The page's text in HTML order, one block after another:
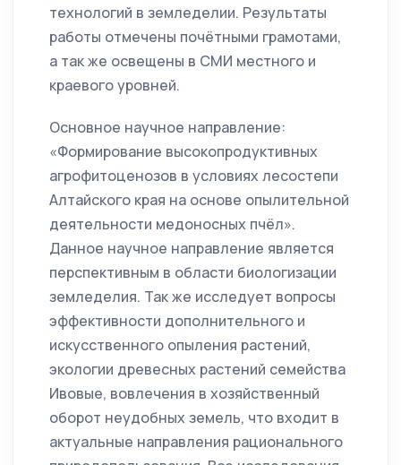
технологий в земледелии. Результаты
работы отмечены почётными грамотами,
а так же освещены в СМИ местного и
краевого уровней.
Основное научное направление:
«Формирование высокопродуктивных
агрофитоценозов в условиях лесостепи
Алтайского края на основе опылительной
деятельности медоносных пчёл».
Данное научное направление является
перспективным в области биологизации
земледелия. Так же исследует вопросы
эффективности дополнительного и
искусственного опыления растений,
экологии древесных растений семейства
Ивовые, вовлечения в хозяйственный
оборот неудобных земель, что входит в
актуальные направления рационального